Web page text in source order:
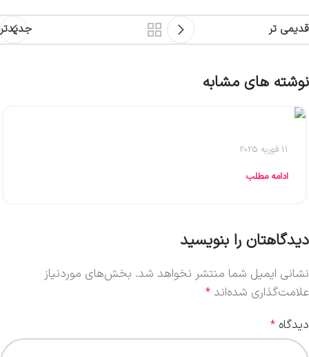
جدیدتر قدیمی تر
نوشته های مشابه
11 فوریه 2025
ادامه مطلب
دیدگاهتان را بنویسید
نشانی ایمیل شما منتشر نخواهد شد. بخش‌های موردنیاز
علامت‌گذاری شده‌اند *
دیدگاه *